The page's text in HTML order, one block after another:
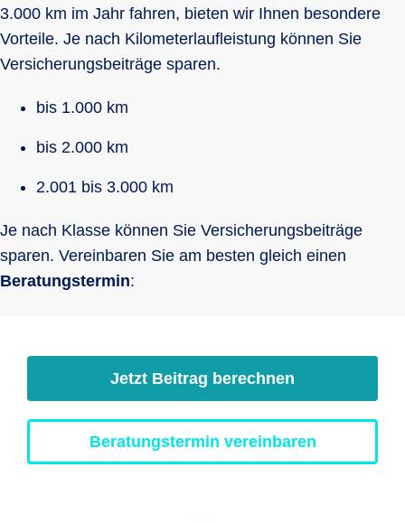
3.000 km im Jahr fahren, bieten wir Ihnen besondere
Vorteile. Je nach Kilometerlaufleistung können Sie
Versicherungsbeiträge sparen.
bis 1.000 km
bis 2.000 km
2.001 bis 3.000 km
Je nach Klasse können Sie Versicherungsbeiträge
sparen. Vereinbaren Sie am besten gleich einen
Beratungstermin:
Jetzt Beitrag berechnen
Beratungstermin vereinbaren